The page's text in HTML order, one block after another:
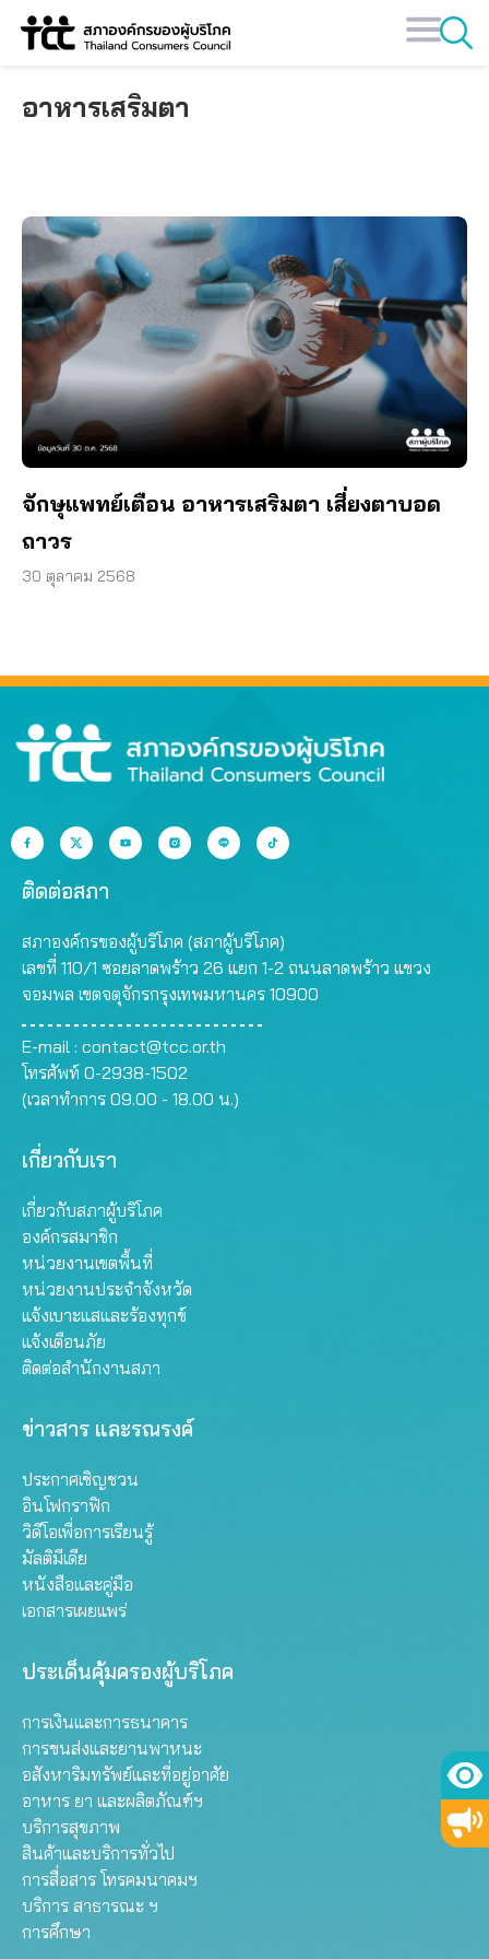
Skip
อาหารเสริมตา
จักษุแพทย์เตือน อาหารเสริมตา เสี่ยงตาบอด
ถาวร
30 ตุลาคม 2568
ติดต่อสภา
สภาองค์กรของผู้บริโภค (สภาผู้บริโภค)
เลขที่ 110/1 ซอยลาดพร้าว 26 แยก 1-2 ถนนลาดพร้าว แขวง
จอมพล เขตจตุจักรกรุงเทพมหานคร 10900
E-mail : contact@tcc.or.th
โทรศัพท์ 0-2938-1502
(เวลาทำการ 09.00 - 18.00 น.)
เกี่ยวกับเรา
เกี่ยวกับสภาผู้บริโภค
องค์กรสมาชิก
หน่วยงานเขตพื้นที่
หน่วยงานประจำจังหวัด
แจ้งเบาะแสและร้องทุกข์
แจ้งเตือนภัย
ติดต่อสำนักงานสภา
ข่าวสาร และรณรงค์
ประกาศเชิญชวน
อินโฟกราฟิก
วิดีโอเพื่อการเรียนรู้
มัลติมีเดีย
หนังสือและคู่มือ
เอกสารเผยแพร่
ประเด็นคุ้มครองผู้บริโภค
การเงินและการธนาคาร
การขนส่งและยานพาหนะ
อสังหาริมทรัพย์และที่อยู่อาศัย
อาหาร ยา และผลิตภัณฑ์ฯ
บริการสุขภาพ
สินค้าและบริการทั่วไป
การสื่อสาร โทรคมนาคมฯ
บริการ สาธารณะ ฯ
การศึกษา